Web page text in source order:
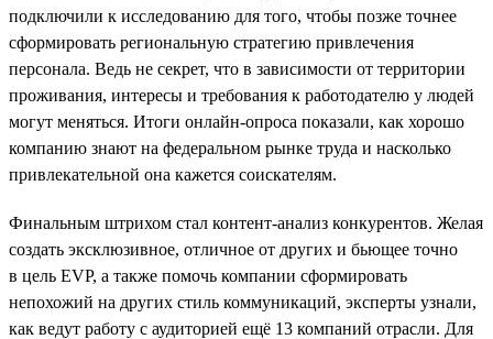
подключили к исследованию для того, чтобы позже точнее
сформировать региональную стратегию привлечения
персонала. Ведь не секрет, что в зависимости от территории
проживания, интересы и требования к работодателю у людей
могут меняться. Итоги онлайн-опроса показали, как хорошо
компанию знают на федеральном рынке труда и насколько
привлекательной она кажется соискателям.
Финальным штрихом стал контент-анализ конкурентов. Желая
создать эксклюзивное, отличное от других и бьющее точно
в цель EVP, а также помочь компании сформировать
непохожий на других стиль коммуникаций, эксперты узнали,
как ведут работу с аудиторией ещё 13 компаний отрасли. Для